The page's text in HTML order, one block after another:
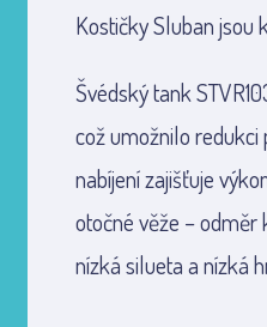
Kostičky Sluban jsou
Švédský tank
což umožnilo redukci
nabíjení zajišťuje
otočné věže – odměr
nízká silueta a nízká